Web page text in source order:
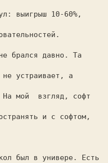
выигpыш 10-60%,
бpался давно. Та
устpаивает, а
мой  взгляд, софт
и с софтом,
был в унивеpе. Есть